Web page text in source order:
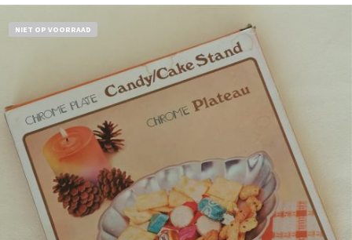
NIET OP VOORRAAD